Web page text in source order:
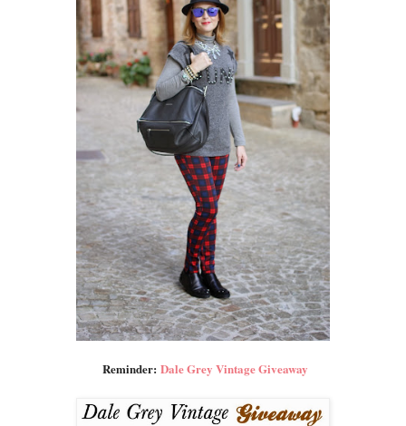
Reminder: Dale Grey Vintage Giveaway